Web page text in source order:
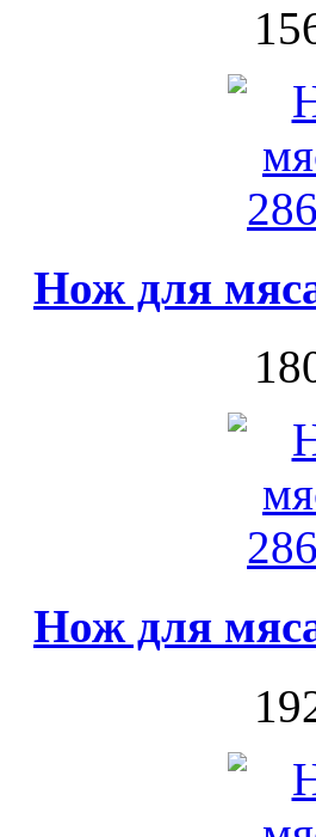
Нож для
Нож для